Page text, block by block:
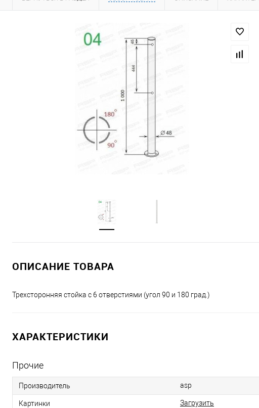
ОПИСАНИЕ ТОВАРА
Трехсторонняя стойка с 6 отверстиями (угол 90 и 180 град.)
ХАРАКТЕРИСТИКИ
Прочие
Производитель asp
Картинки Загрузить